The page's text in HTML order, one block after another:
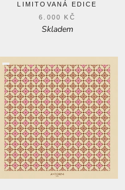
LIMITOVANÁ EDICE
6.000 KČ
Skladem